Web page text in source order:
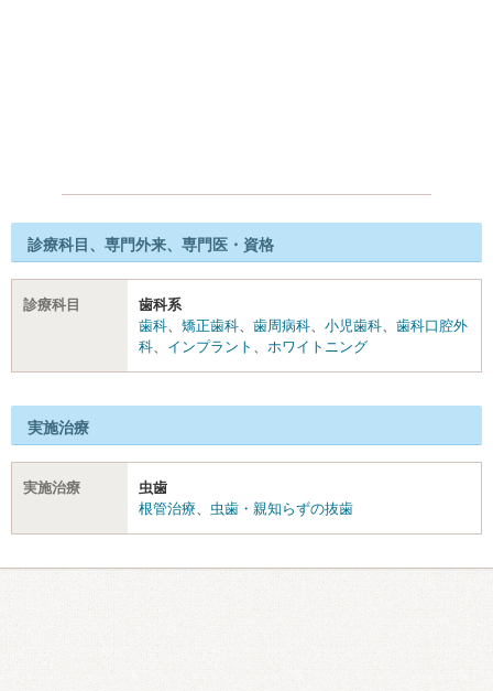
診療科目、専門外来、専門医・資格
診療科目
歯科系
歯科
矯正歯科 歯周病科 小児歯科
歯科口腔外
科
インプラント ホワイトニング
実施治療
実施治療
虫歯
根管治療
虫歯・親知らずの抜歯